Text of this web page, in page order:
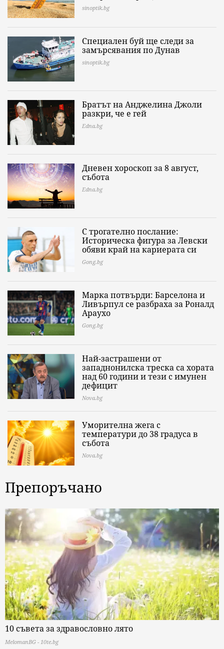
sinoptik.bg
Специален буй ще следи за
замърсявания по Дунав
sinoptik.bg
Братът на Анджелина Джоли
разкри, че е гей
Edna.bg
Дневен хороскоп за 8 август,
събота
Edna.bg
С трогателно послание:
Историческа фигура за Левски
обяви край на кариерата си
Gong.bg
Марка потвърди: Барселона и
Ливърпул се разбраха за Роналд
Араухо
Gong.bg
Най-застрашени от
западнонилска треска са хората
над 60 години и тези с имунен
дефицит
Nova.bg
Уморителна жега с
температури до 38 градуса в
събота
Nova.bg
Препоръчано
10 съвета за здравословно лято
MelomanBG - 10te.bg